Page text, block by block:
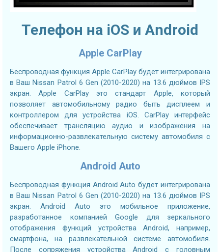
Телефон на iOS и Android
Apple CarPlay
Беспроводная функция Apple CarPlay будет интегрирована
в Ваш Nissan Patrol 6 Gen (2010-2020) на 13.6 дюймов IPS
экран. Apple CarPlay это стандарт Apple, который
позволяет автомобильному радио быть дисплеем и
контроллером для устройства iOS. CarPlay интерфейс
обеспечивает трансляцию аудио и изображения на
информационно-развлекательную систему автомобиля с
Вашего Apple iPhone.
Android Auto
Беспроводная функция Android Auto будет интегрирована
в Ваш Nissan Patrol 6 Gen (2010-2020) на 13.6 дюймов IPS
экран. Android Auto это мобильное приложение,
разработанное компанией Google для зеркального
отображения функций устройства Android, например,
смартфона, на развлекательной системе автомобиля.
После сопряжения устройства Android с головным